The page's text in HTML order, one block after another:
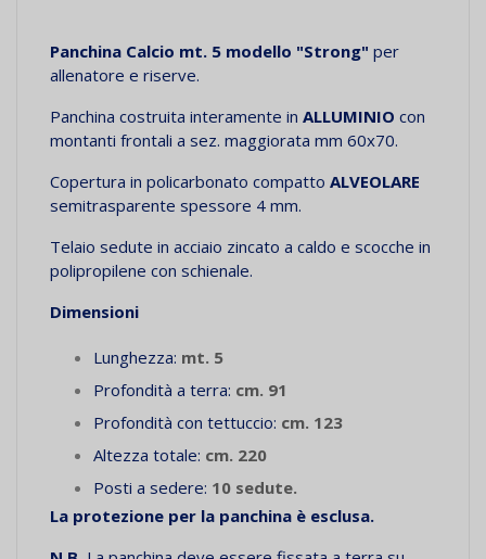
Panchina Calcio mt. 5 modello "Strong" per
allenatore e riserve.
Panchina costruita interamente in ALLUMINIO con
montanti frontali a sez. maggiorata mm 60x70.
Copertura in policarbonato compatto ALVEOLARE
semitrasparente spessore 4 mm.
Telaio sedute in acciaio zincato a caldo e scocche in
polipropilene con schienale.
Dimensioni
Lunghezza: mt. 5
Profondità a terra: cm. 91
Profondità con tettuccio: cm. 123
Altezza totale: cm. 220
Posti a sedere: 10 sedute.
La protezione per la panchina è esclusa.